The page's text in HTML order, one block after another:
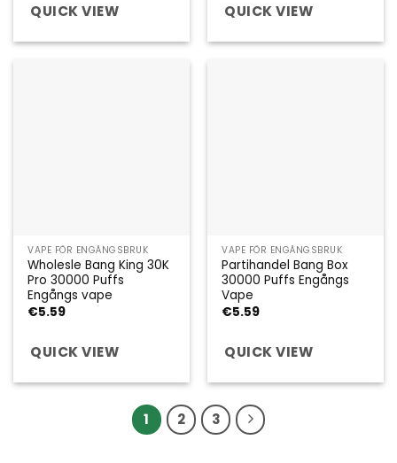
QUICK VIEW QUICK VIEW
VAPE FÖR ENGÅNGSBRUK
Wholesle Bang King 30K
Pro 30000 Puffs
Engångs vape
€5.59
QUICK VIEW
VAPE FÖR ENGÅNGSBRUK
Partihandel Bang Box
30000 Puffs Engångs
Vape
€5.59
QUICK VIEW
1 2 3